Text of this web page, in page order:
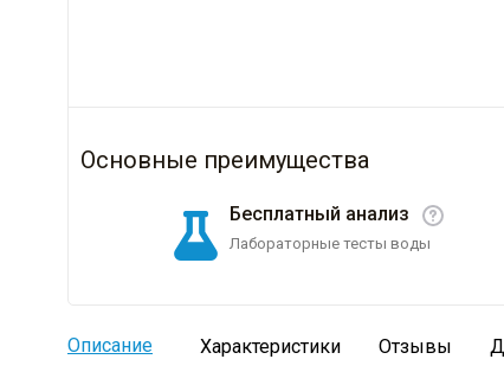
Основные преимущества
Бесплатный анализ
Лабораторные тесты воды
Описание Характеристики Отзывы